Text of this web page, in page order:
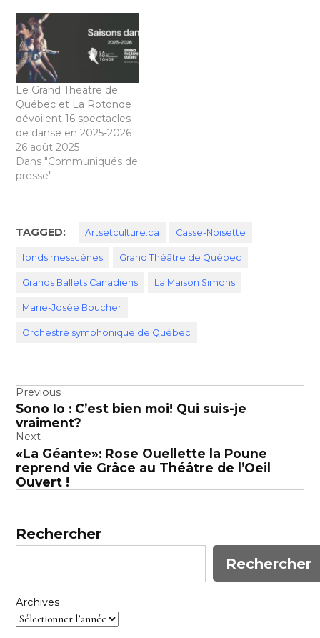
Le Grand Théâtre de
Québec et La Rotonde
dévoilent 16 spectacles
de danse en 2025-2026
26 août 2025
Dans "Communiqués de
presse"
TAGGED: Artsetculture.ca Casse-Noisette
fonds messcènes Grand Théâtre de Québec
Grands Ballets Canadiens La Maison Simons
Marie-Josée Boucher
Orchestre symphonique de Québec
Navigation
de
l’article
Previous
Sono Io : C’est bien moi! Qui suis-je
vraiment?
Next
«La Géante»: Rose Ouellette la Poune
reprend vie Grâce au Théâtre de l’Oeil
Ouvert !
Rechercher
Rechercher
Archives